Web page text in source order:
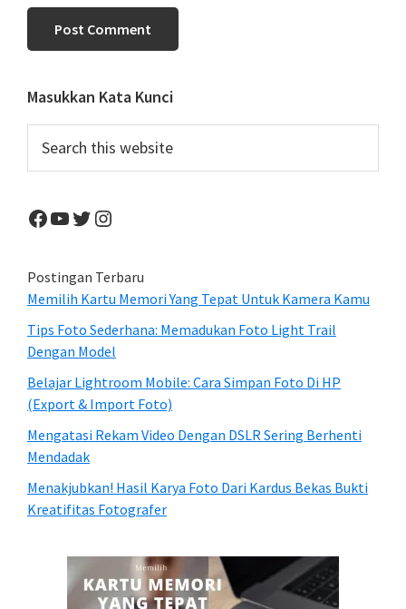
Primary
Sidebar
Masukkan Kata Kunci
this
website
Facebook
YouTube
Twitter
Instagram
Postingan Terbaru
Memilih Kartu Memori Yang Tepat Untuk Kamera Kamu
Tips Foto Sederhana: Memadukan Foto Light Trail
Dengan Model
Belajar Lightroom Mobile: Cara Simpan Foto Di HP
(Export & Import Foto)
Mengatasi Rekam Video Dengan DSLR Sering Berhenti
Mendadak
Menakjubkan! Hasil Karya Foto Dari Kardus Bekas Bukti
Kreatifitas Fotografer